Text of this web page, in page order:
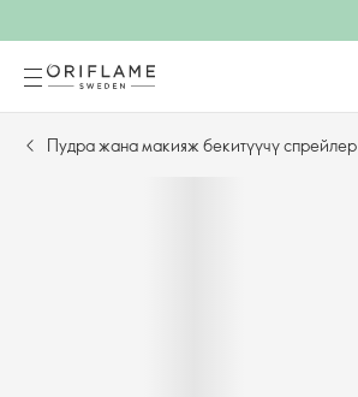
Пудра жана макияж бекитүүчү спрейлер